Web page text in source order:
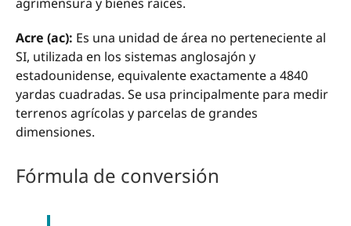
Acre (ac): Es una unidad de área no perteneciente al
SI, utilizada en los sistemas anglosajón y
estadounidense, equivalente exactamente a 4840
yardas cuadradas. Se usa principalmente para medir
terrenos agrícolas y parcelas de grandes
dimensiones.
Fórmula de conversión